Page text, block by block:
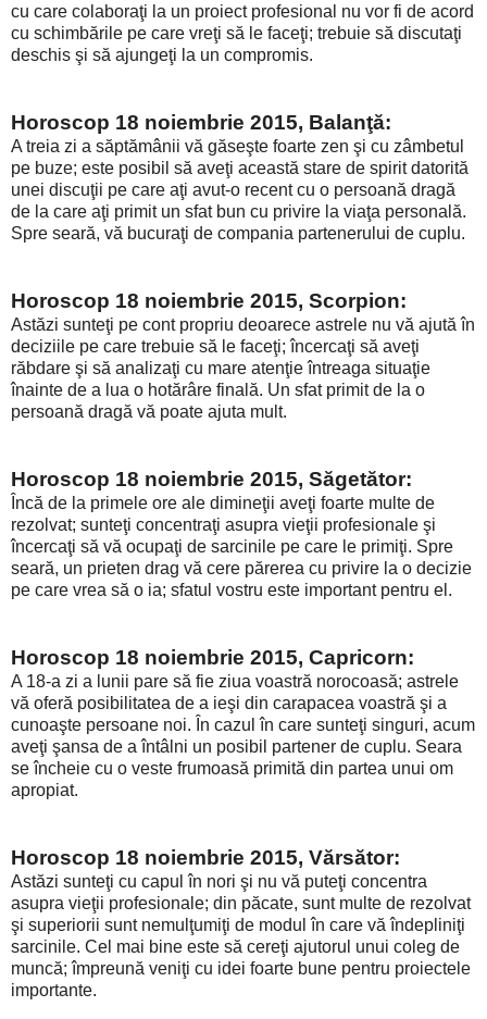
cu care colaboraţi la un proiect profesional nu vor fi de acord
cu schimbările pe care vreţi să le faceţi; trebuie să discutaţi
deschis şi să ajungeţi la un compromis.
Horoscop 18 noiembrie 2015, Balanţă:
A treia zi a săptămânii vă găseşte foarte zen şi cu zâmbetul
pe buze; este posibil să aveţi această stare de spirit datorită
unei discuţii pe care aţi avut-o recent cu o persoană dragă
de la care aţi primit un sfat bun cu privire la viaţa personală.
Spre seară, vă bucuraţi de compania partenerului de cuplu.
Horoscop 18 noiembrie 2015, Scorpion:
Astăzi sunteţi pe cont propriu deoarece astrele nu vă ajută în
deciziile pe care trebuie să le faceţi; încercaţi să aveţi
răbdare şi să analizaţi cu mare atenţie întreaga situaţie
înainte de a lua o hotărâre finală. Un sfat primit de la o
persoană dragă vă poate ajuta mult.
Horoscop 18 noiembrie 2015, Săgetător:
Încă de la primele ore ale dimineţii aveţi foarte multe de
rezolvat; sunteţi concentraţi asupra vieţii profesionale şi
încercaţi să vă ocupaţi de sarcinile pe care le primiţi. Spre
seară, un prieten drag vă cere părerea cu privire la o decizie
pe care vrea să o ia; sfatul vostru este important pentru el.
Horoscop 18 noiembrie 2015, Capricorn:
A 18-a zi a lunii pare să fie ziua voastră norocoasă; astrele
vă oferă posibilitatea de a ieşi din carapacea voastră şi a
cunoaşte persoane noi. În cazul în care sunteţi singuri, acum
aveţi şansa de a întâlni un posibil partener de cuplu. Seara
se încheie cu o veste frumoasă primită din partea unui om
apropiat.
Horoscop 18 noiembrie 2015, Vărsător:
Astăzi sunteţi cu capul în nori şi nu vă puteţi concentra
asupra vieţii profesionale; din păcate, sunt multe de rezolvat
şi superiorii sunt nemulţumiţi de modul în care vă îndepliniţi
sarcinile. Cel mai bine este să cereţi ajutorul unui coleg de
muncă; împreună veniţi cu idei foarte bune pentru proiectele
importante.